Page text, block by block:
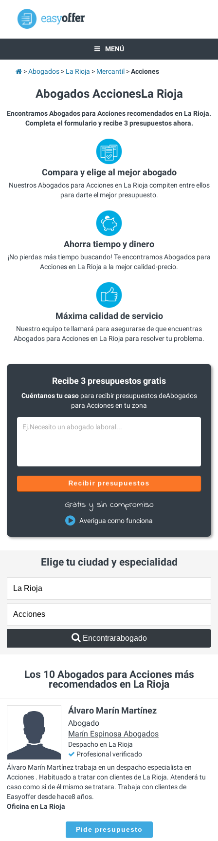
MENÚ
Abogados La Rioja Mercantil Acciones
Abogados AccionesLa Rioja
Encontramos Abogados para Acciones recomendados en La Rioja.
Completa el formulario y recibe 3 presupuestos ahora.
Compara y elige al mejor abogado
Nuestros Abogados para Acciones en La Rioja compiten entre ellos
para darte el mejor presupuesto.
Ahorra tiempo y dinero
¡No pierdas más tiempo buscando! Te encontramos Abogados para
Acciones en La Rioja a la mejor calidad-precio.
Máxima calidad de servicio
Nuestro equipo te llamará para asegurarse de que encuentras
Abogados para Acciones en La Rioja para resolver tu problema.
Recibe 3 presupuestos gratis
Cuéntanos tu casopara recibir presupuestos deAbogados
para Acciones en tu zona
Recibir presupuestos
Gratis y sin compromiso
Averigua como funciona
Elige tu ciudad y especialidad
Encontrarabogado
Los 10 Abogados para Acciones más
recomendados en La Rioja
Álvaro Marín Martínez
Abogado
Marín Espinosa Abogados
Despacho en La Rioja
Profesional verificado
Álvaro Marín Martínez trabaja en un despacho especialista en
Acciones . Habituado a tratar con clientes de La Rioja. Atenderá tu
caso como si de él mismo se tratara. Trabaja con clientes de
Easyoffer desde hace8 años.
Oficina en La Rioja
Pide presupuesto